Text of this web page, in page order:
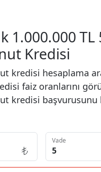
1.000.000 TL
Kredisi
kredisi hesaplama
faiz oranlarını
kredisi başvurusunu
Vade